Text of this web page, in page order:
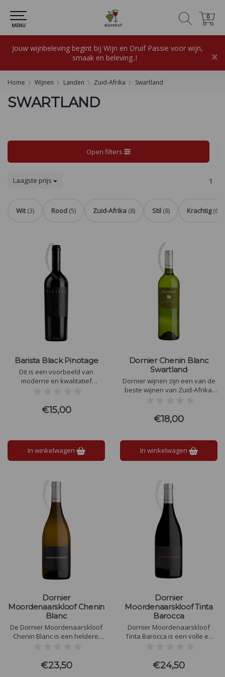
0
0
MENU
Jouw wijnbeleving begint bij Wijn en Druif Passie voor wijn,
smaak en beleving..!
×
Home Wijnen Landen Zuid-Afrika Swartland
SWARTLAND
Open filters
Laagste prijs 1
Wit (3) Rood (5) Zuid-Afrika (8) Stil (8) Krachtig (6)
Barista Black Pinotage
Dit is een voorbeeld van
moderne en kwalitatief
oude bush vine wijngaard in
Swartland. Na fermentatie op
eiken.
€15,00
In winkelwagen
Dornier Chenin Blanc
Swartland
Dornier wijnen zijn een van de
beste wijnen van Zuid-Afrika.
van citrus en parfum. Een
goede balans in de smaak, hij is
€18,00
In winkelwagen
Dornier
Moordenaarskloof Chenin
Blanc
De Dornier Moordenaarskloof
Chenin Blanc is een heldere,
bloemen en fruit, vooral
Kaapse kamperfoelie. Witte
€23,50
Dornier
Moordenaarskloof Tinta
Barocca
Dornier Moordenaarskloof
Tinta Barocca is een volle en
aromatische kruiden. Op het
palet is de wijn geconcentreerd
€24,50